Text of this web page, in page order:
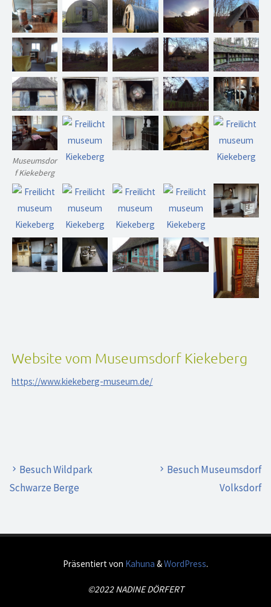
Museumsdor
f Kiekeberg
Website vom Museumsdorf Kiekeberg
https://www.kiekeberg-museum.de/
Besuch Wildpark
Schwarze Berge
Besuch Museumsdorf
Volksdorf
Präsentiert von Kahuna &WordPress.
©2022 NADINE DÖRFERT